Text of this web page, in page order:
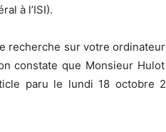
à l’ISI).
recherche sur votre
constate que Monsieur
paru le lundi 18 octobre